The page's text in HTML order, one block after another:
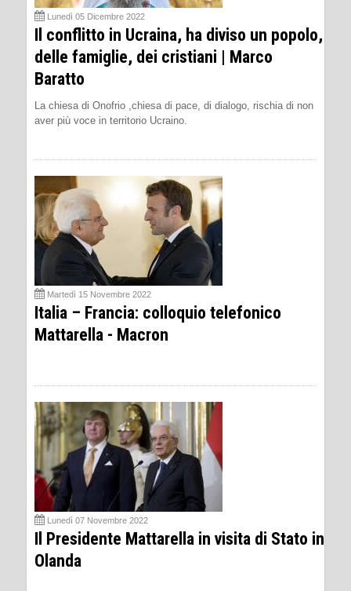
Lunedì 05 Dicembre 2022
Il conflitto in Ucraina, ha diviso un popolo,
delle famiglie, dei cristiani | Marco
Baratto
La chiesa di Onofrio ,chiesa di pace, di dialogo, rischia di non
aver più voce in territorio Ucraino.
Martedì 15 Novembre 2022
Italia – Francia: colloquio telefonico
Mattarella - Macron
Lunedì 07 Novembre 2022
Il Presidente Mattarella in visita di Stato in
Olanda